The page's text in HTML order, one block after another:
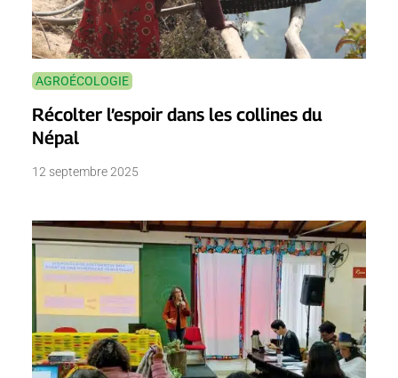
AGROÉCOLOGIE
Récolter l’espoir dans les collines du
Népal
12 septembre 2025